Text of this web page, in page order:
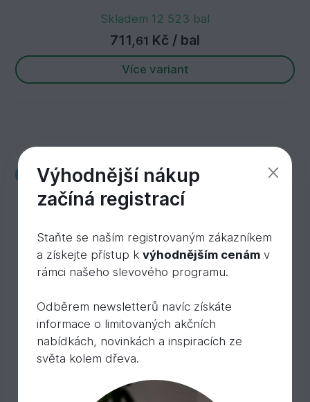
Skladem 12 523 bal
711,61 Kč / bal
Více variant
Novinka
Výhodnější nákup
začíná registrací
Staňte se naším registrovaným zákazníkem
a získejte přístup k výhodnějším cenámv
rámci našeho slevového programu.
Odběrem newsletterů navíc získáte
informace o limitovaných akčních
nabídkách, novinkách a inspiracích ze
světa kolem dřeva.